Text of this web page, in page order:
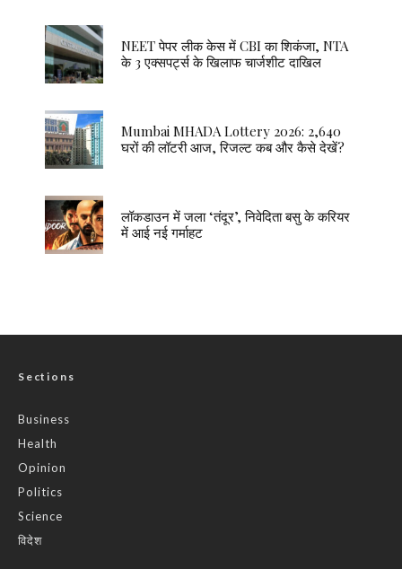
NEET पेपर लीक केस में CBI का शिकंजा, NTA
के 3 एक्सपर्ट्स के खिलाफ चार्जशीट दाखिल
Mumbai MHADA Lottery 2026: 2,640
घरों की लॉटरी आज, रिजल्ट कब और कैसे देखें?
लॉकडाउन में जला ‘तंदूर’, निवेदिता बसु के करियर
में आई नई गर्माहट
Sections
Business
Health
Opinion
Politics
Science
विदेश